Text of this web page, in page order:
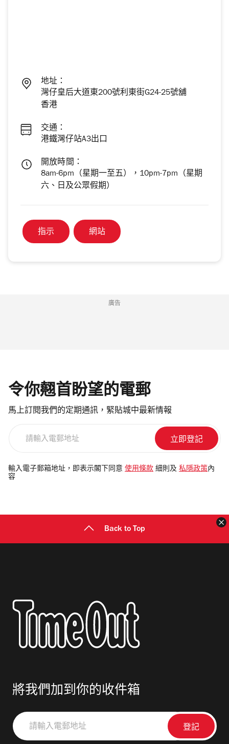
地址：
灣仔皇后大道東200號利東街G24-25號舖
香港
交通：
港鐵灣仔站A3出口
開放時間：
8am-6pm（星期一至五），10pm-7pm（星期
六、日及公眾假期）
指示 網站
廣告
令你翹首盼望的電郵
馬上訂閱我們的定期通訊，緊貼城中最新情報
電
郵
輸入電子郵箱地址，即表示閣下同意 使用條款 細則及 私隱政策 內
容
Back to Top
將我們加到你的收件箱
請
輸